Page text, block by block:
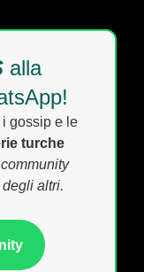
alla
i gossip e le
turche
altri.